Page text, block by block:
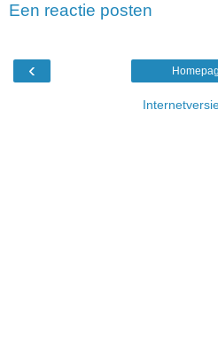
Een reactie posten
‹